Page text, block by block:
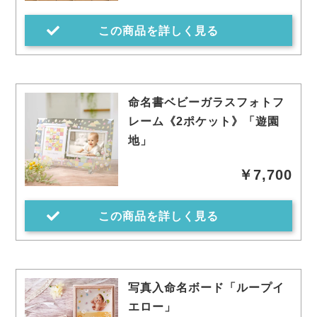
この商品を詳しく見る
命名書ベビーガラスフォトフ
レーム《2ポケット》「遊園
地」
￥7,700
この商品を詳しく見る
写真入命名ボード「ループイ
エロー」